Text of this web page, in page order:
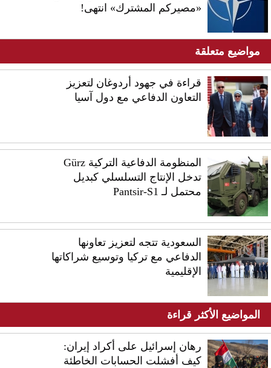
«مصيركم المشترك» انتهى!
مواضيع متعلقة
قراءة في جهود أردوغان لتعزيز
التعاون الدفاعي مع دول آسيا
المنظومة الدفاعية التركية Gürz
تدخل الإنتاج التسلسلي كبديل
محتمل لـ Pantsir-S1
السعودية تتجه لتعزيز تعاونها
الدفاعي مع تركيا وتوسيع شراكاتها
الإقليمية
المواضيع الأكثر قراءة
رهان إسرائيل على أكراد إيران:
كيف أفشلت الحسابات الخاطئة